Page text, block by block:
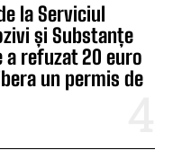
la Serviciul
și Substanțe
a refuzat 20 euro
un permis de